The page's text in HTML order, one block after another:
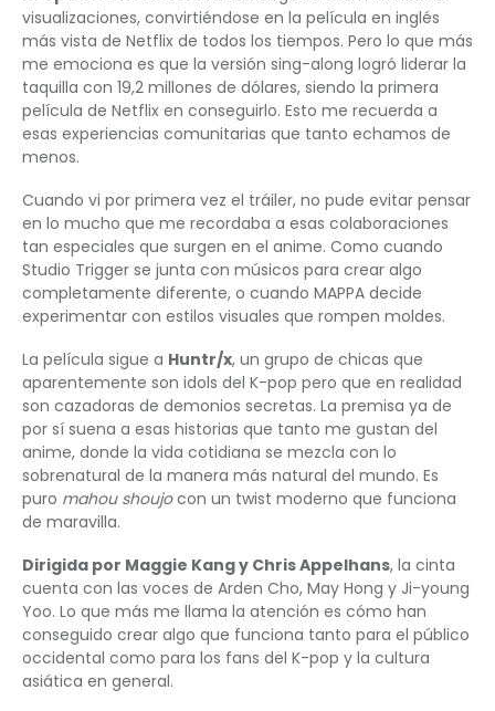
visualizaciones, convirtiéndose en la película en inglés
más vista de Netflix de todos los tiempos. Pero lo que más
me emociona es que la versión sing-along logró liderar la
taquilla con 19,2 millones de dólares, siendo la primera
película de Netflix en conseguirlo. Esto me recuerda a
esas experiencias comunitarias que tanto echamos de
menos.
Cuando vi por primera vez el tráiler, no pude evitar pensar
en lo mucho que me recordaba a esas colaboraciones
tan especiales que surgen en el anime. Como cuando
Studio Trigger se junta con músicos para crear algo
completamente diferente, o cuando MAPPA decide
experimentar con estilos visuales que rompen moldes.
La película sigue a Huntr/x, un grupo de chicas que
aparentemente son idols del K-pop pero que en realidad
son cazadoras de demonios secretas. La premisa ya de
por sí suena a esas historias que tanto me gustan del
anime, donde la vida cotidiana se mezcla con lo
sobrenatural de la manera más natural del mundo. Es
puro mahou shoujocon un twist moderno que funciona
de maravilla.
Dirigida por Maggie Kang y Chris Appelhans, la cinta
cuenta con las voces de Arden Cho, May Hong y Ji-young
Yoo. Lo que más me llama la atención es cómo han
conseguido crear algo que funciona tanto para el público
occidental como para los fans del K-pop y la cultura
asiática en general.